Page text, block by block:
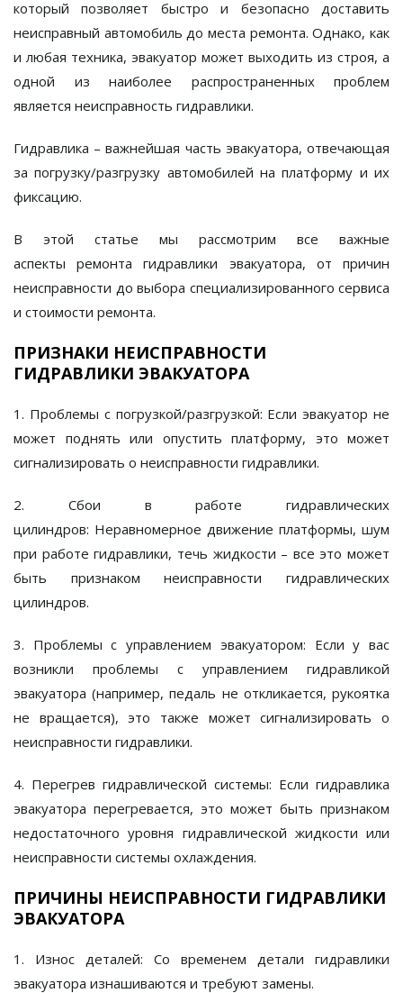
который позволяет быстро и безопасно доставить
неисправный автомобиль до места ремонта. Однако, как
и любая техника, эвакуатор может выходить из строя, а
одной из наиболее распространенных проблем
является неисправность гидравлики.
Гидравлика – важнейшая часть эвакуатора, отвечающая
за погрузку/разгрузку автомобилей на платформу и их
фиксацию.
В этой статье мы рассмотрим все важные
аспектыремонта гидравлики эвакуатора, от причин
неисправности до выбора специализированного сервиса
и стоимости ремонта.
ПРИЗНАКИ НЕИСПРАВНОСТИ
ГИДРАВЛИКИ ЭВАКУАТОРА
1. Проблемы с погрузкой/разгрузкой: Если эвакуатор не
может поднять или опустить платформу, это может
сигнализировать о неисправности гидравлики.
2. Сбои в работе гидравлических
цилиндров: Неравномерное движение платформы, шум
при работе гидравлики, течь жидкости – все это может
быть признаком неисправности гидравлических
цилиндров.
3. Проблемы с управлением эвакуатором: Если у вас
возникли проблемы с управлением гидравликой
эвакуатора (например, педаль не откликается, рукоятка
не вращается), это также может сигнализировать о
неисправности гидравлики.
4. Перегрев гидравлической системы: Если гидравлика
эвакуатора перегревается, это может быть признаком
недостаточного уровня гидравлической жидкости или
неисправности системы охлаждения.
ПРИЧИНЫ НЕИСПРАВНОСТИ ГИДРАВЛИКИ
ЭВАКУАТОРА
1. Износ деталей: Со временем детали гидравлики
эвакуатора изнашиваются и требуют замены.